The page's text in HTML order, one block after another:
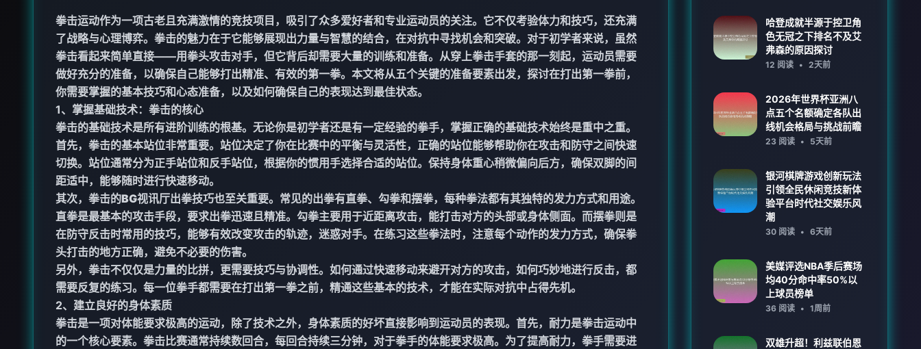
拳击运动作为一项古老且充满激情的竞技项目，吸引了众多爱好者和专业运动员的关注。它不仅考验体力和技巧，还充满
了战略与心理博弈。拳击的魅力在于它能够展现出力量与智慧的结合，在对抗中寻找机会和突破。对于初学者来说，虽然
拳击看起来简单直接——用拳头攻击对手，但它背后却需要大量的训练和准备。从穿上拳击手套的那一刻起，运动员需要
做好充分的准备，以确保自己能够打出精准、有效的第一拳。本文将从五个关键的准备要素出发，探讨在打出第一拳前，
你需要掌握的基本技巧和心态准备，以及如何确保自己的表现达到最佳状态。
1、掌握基础技术：拳击的核心
拳击的基础技术是所有进阶训练的根基。无论你是初学者还是有一定经验的拳手，掌握正确的基础技术始终是重中之重。
首先，拳击的基本站位非常重要。站位决定了你在比赛中的平衡与灵活性，正确的站位能够帮助你在攻击和防守之间快速
切换。站位通常分为正手站位和反手站位，根据你的惯用手选择合适的站位。保持身体重心稍微偏向后方，确保双脚的间
距适中，能够随时进行快速移动。
其次，拳击的BG视讯厅出拳技巧也至关重要。常见的出拳有直拳、勾拳和摆拳，每种拳法都有其独特的发力方式和用途。
直拳是最基本的攻击手段，要求出拳迅速且精准。勾拳主要用于近距离攻击，能打击对方的头部或身体侧面。而摆拳则是
在防守反击时常用的技巧，能够有效改变攻击的轨迹，迷惑对手。在练习这些拳法时，注意每个动作的发力方式，确保拳
头打击的地方正确，避免不必要的伤害。
另外，拳击不仅仅是力量的比拼，更需要技巧与协调性。如何通过快速移动来避开对方的攻击，如何巧妙地进行反击，都
需要反复的练习。每一位拳手都需要在打出第一拳之前，精通这些基本的技术，才能在实际对抗中占得先机。
2、建立良好的身体素质
拳击是一项对体能要求极高的运动，除了技术之外，身体素质的好坏直接影响到运动员的表现。首先，耐力是拳击运动中
的一个核心要素。拳击比赛通常持续数回合，每回合持续三分钟，对于拳手的体能要求极高。为了提高耐力，拳手需要进
哈登成就半源于控卫角
色无冠之下排名不及艾
弗森的原因探讨
12 阅读 • 2天前
2026年世界杯亚洲八
点五个名额确定各队出
线机会格局与挑战前瞻
23 阅读 • 5天前
银河棋牌游戏创新玩法
引领全民休闲竞技新体
验平台时代社交娱乐风
潮
30 阅读 • 6天前
美媒评选NBA季后赛场
均40分命中率50%以
上球员榜单
36 阅读 • 1周前
双雄升超！利兹联伯恩